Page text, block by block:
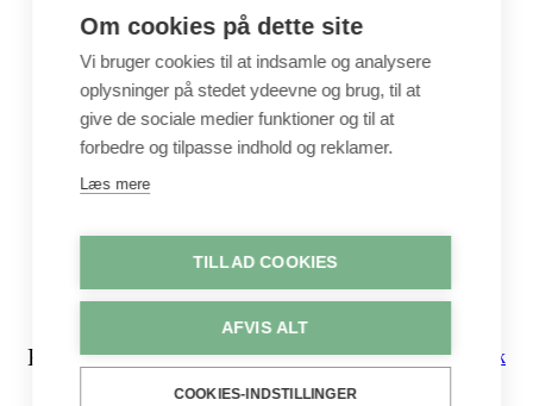
Perler & smykkedele
Tegne & maleartikler
Gavekort
Byggesæt
Leg
Shop
Metervarer
Stofstykker
Log ind / Opret konto
Kurv Luk
Om cookies på dette site
Vi bruger cookies til at indsamle og analysere
oplysninger på stedet ydeevne og brug, til at
give de sociale medier funktioner og til at
forbedre og tilpasse indhold og reklamer.
Læs mere
TILLAD COOKIES
AFVIS ALT
COOKIES-INDSTILLINGER